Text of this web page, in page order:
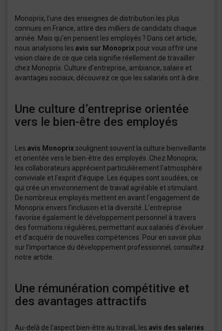
Monoprix, l’une des enseignes de distribution les plus
connues en France, attire des milliers de candidats chaque
année. Mais qu'en pensent les employés ? Dans cet article,
nous analysons les avis sur Monoprix pour vous offrir une
vision claire de ce que cela signifie réellement de travailler
chez Monoprix. Culture d'entreprise, ambiance, salaire et
avantages sociaux, découvrez ce que les salariés ont à dire.
Une culture d’entreprise orientée
vers le bien-être des employés
Les avis Monoprixsoulignent souvent la culture bienveillante
et orientée vers le bien-être des employés. Chez Monoprix,
les collaborateurs apprécient particulièrement l'atmosphère
conviviale et l'esprit d’équipe. Les équipes sont soudées, ce
qui crée un environnement de travail agréable et stimulant.
De nombreux employés mettent en avant l'engagement de
Monoprix envers l'inclusion et la diversité. L’entreprise
favorise également le développement personnel à travers
des formations régulières, permettant aux salariés d'évoluer
et d'acquérir de nouvelles compétences. Pour en savoir plus
sur l’importance du développement professionnel, consultez
notre article.
Une rémunération compétitive et
des avantages attractifs
Au-delà de l’aspect bien-être au travail, les avis des salariés